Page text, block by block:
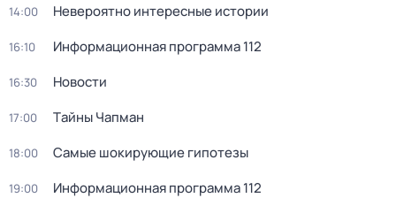
14:00 Невероятно интересные истории
16:10 Информационная программа 112
16:30 Новости
17:00 Тaйны Чапман
18:00 Самые шoкиpующие гипотезы
19:00 Информационная программа 112